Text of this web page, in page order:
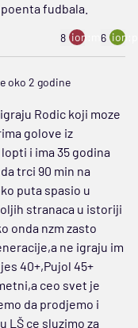
fudbala.
8 ion:minus
6
oko 2 godine
Rodic koji moze
golove iz
i ima 35 godina
trci 90 min na
puta spasio u
stranaca u istoriji
onda nzm zasto
ne igraju im
40+,Pujol 45+
ceo svet je
da prodjemo i
LŠ ce sluzimo za